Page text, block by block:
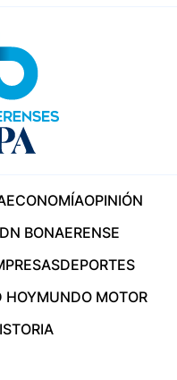
ECONOMÍAOPINIÓN
BONAERENSE
DEPORTES
HOYMUNDO MOTOR